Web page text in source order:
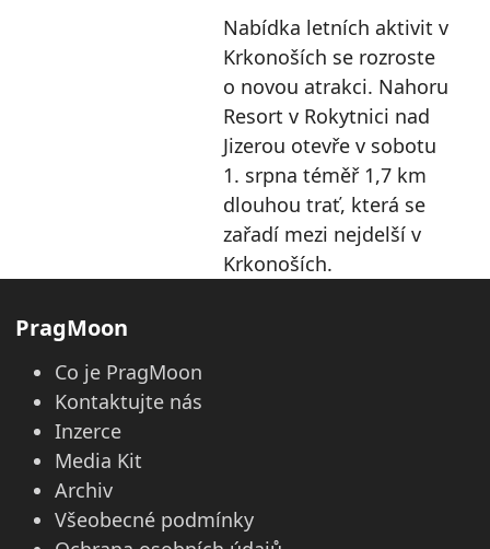
Nabídka letních aktivit v
Krkonoších se rozroste
o novou atrakci. Nahoru
Resort v Rokytnici nad
Jizerou otevře v sobotu
1. srpna téměř 1,7 km
dlouhou trať, která se
zařadí mezi nejdelší v
Krkonoších.
PragMoon
Co je PragMoon
Kontaktujte nás
Inzerce
Media Kit
Archiv
Všeobecné podmínky